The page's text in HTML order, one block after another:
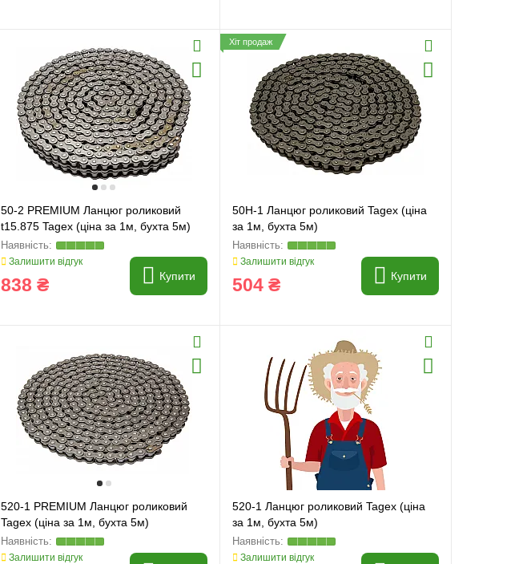
50-2 PREMIUM Ланцюг роликовий
t15.875 Tagex (ціна за 1м, бухта 5м)
Залишити відгук
838 ₴ Купити
Хіт продаж
50H-1 Ланцюг роликовий Tagex (ціна
за 1м, бухта 5м)
Залишити відгук
504 ₴ Купити
520-1 PREMIUM Ланцюг роликовий
Tagex (ціна за 1м, бухта 5м)
Залишити відгук
520-1 Ланцюг роликовий Tagex (ціна
за 1м, бухта 5м)
Залишити відгук